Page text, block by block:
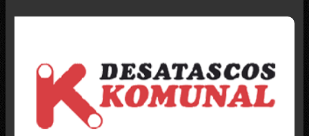
SERVICIO PARA DETECTAR ARQUETAS
LIMPIEZA DE ALJIBES EN TERRASSA
BOMBEOS DE AGUA PROFESIONALES
¿NECESITA LIMPIAR LOS DESAGÜES?
PERSONAL ESPECIALISTA EN LA LIMPIEZA DE BAJANTES